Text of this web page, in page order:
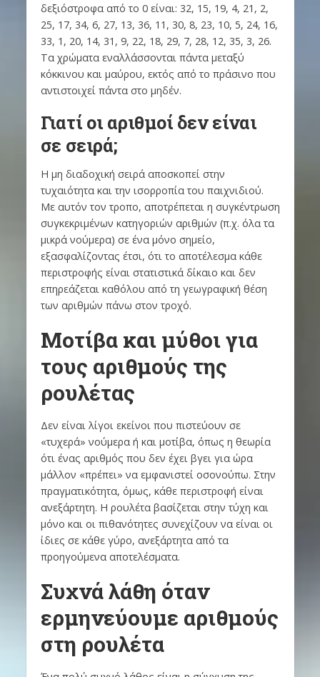
δεξιόστροφα από το 0 είναι: 32, 15, 19, 4, 21, 2,
25, 17, 34, 6, 27, 13, 36, 11, 30, 8, 23, 10, 5, 24, 16,
33, 1, 20, 14, 31, 9, 22, 18, 29, 7, 28, 12, 35, 3, 26.
Τα χρώματα εναλλάσσονται πάντα μεταξύ
κόκκινου και μαύρου, εκτός από το πράσινο που
αντιστοιχεί πάντα στο μηδέν.
Γιατί οι αριθμοί δεν είναι
σε σειρά;
Η μη διαδοχική σειρά αποσκοπεί στην
τυχαιότητα και την ισορροπία του παιχνιδιού.
Με αυτόν τον τροπο, αποτρέπεται η συγκέντρωση
συγκεκριμένων κατηγοριών αριθμών (π.χ. όλα τα
μικρά νούμερα) σε ένα μόνο σημείο,
εξασφαλίζοντας έτσι, ότι το αποτέλεσμα κάθε
περιστροφής είναι στατιστικά δίκαιο και δεν
επηρεάζεται καθόλου από τη γεωγραφική θέση
των αριθμών πάνω στον τροχό.
Μοτίβα και μύθοι για
τους αριθμούς της
ρουλέτας
Δεν είναι λίγοι εκείνοι που πιστεύουν σε
«τυχερά» νούμερα ή και μοτίβα, όπως η θεωρία
ότι ένας αριθμός που δεν έχει βγει για ώρα
μάλλον «πρέπει» να εμφανιστεί οσονούπω. Στην
πραγματικότητα, όμως, κάθε περιστροφή είναι
ανεξάρτητη. Η ρουλέτα βασίζεται στην τύχη και
μόνο και οι πιθανότητες συνεχίζουν να είναι οι
ίδιες σε κάθε γύρο, ανεξάρτητα από τα
προηγούμενα αποτελέσματα.
Συχνά λάθη όταν
ερμηνεύουμε αριθμούς
στη ρουλέτα